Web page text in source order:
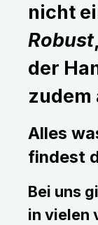
nicht
Robust,
der
zudem
Alles
findest
Bei uns
in vielen